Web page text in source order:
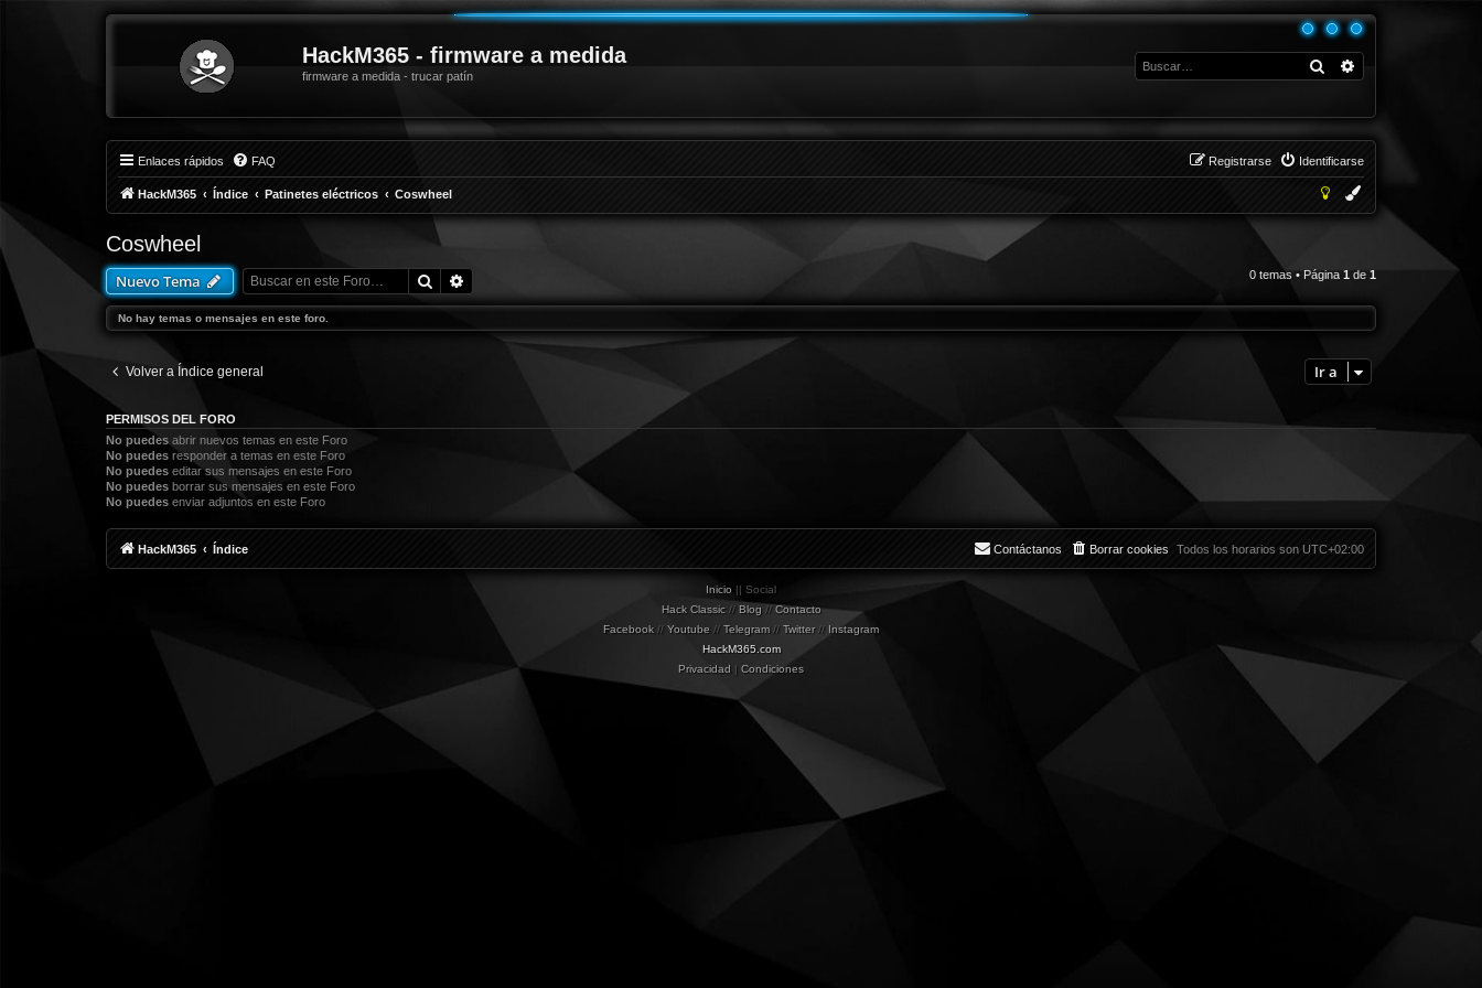
HackM365 - firmware a medida
firmware a medida - trucar patín
Buscar
Enlaces rápidos FAQ Identificarse
Registrarse
HackM365 Índice Patinetes eléctricos Coswheel
Coswheel
Nuevo Tema Buscar 0 temas • Página 1 de 1
No hay temas o mensajes en este foro.
Volver a Índice general Ir a
PERMISOS DEL FORO
No puedes abrir nuevos temas en este Foro
No puedes responder a temas en este Foro
No puedes editar sus mensajes en este Foro
No puedes borrar sus mensajes en este Foro
No puedes enviar adjuntos en este Foro
HackM365 Índice Todos los horarios son UTC+02:00
Borrar cookies
Contáctanos
Inicio || Social
Hack Classic// Blog// Contacto
Facebook // Youtube // Telegram// Twitter// Instagram
HackM365.com
Privacidad | Condiciones